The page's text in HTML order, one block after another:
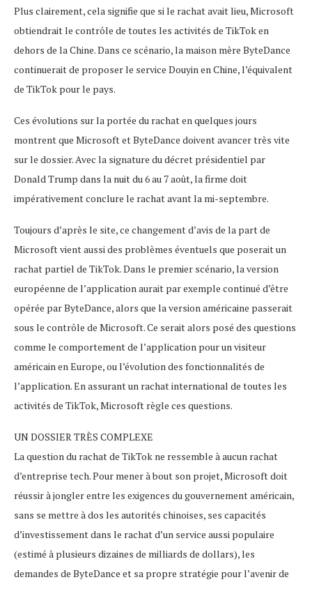
Plus clairement, cela signifie que si le rachat avait lieu, Microsoft
obtiendrait le contrôle de toutes les activités de TikTok en
dehors de la Chine. Dans ce scénario, la maison mère ByteDance
continuerait de proposer le service Douyin en Chine, l’équivalent
de TikTok pour le pays.
Ces évolutions sur la portée du rachat en quelques jours
montrent que Microsoft et ByteDance doivent avancer très vite
sur le dossier. Avec la signature du décret présidentiel par
Donald Trump dans la nuit du 6 au 7 août, la firme doit
impérativement conclure le rachat avant la mi-septembre.
Toujours d’après le site, ce changement d’avis de la part de
Microsoft vient aussi des problèmes éventuels que poserait un
rachat partiel de TikTok. Dans le premier scénario, la version
européenne de l’application aurait par exemple continué d’être
opérée par ByteDance, alors que la version américaine passerait
sous le contrôle de Microsoft. Ce serait alors posé des questions
comme le comportement de l’application pour un visiteur
américain en Europe, ou l’évolution des fonctionnalités de
l’application. En assurant un rachat international de toutes les
activités de TikTok, Microsoft règle ces questions.
UN DOSSIER TRÈS COMPLEXE
La question du rachat de TikTok ne ressemble à aucun rachat
d’entreprise tech. Pour mener à bout son projet, Microsoft doit
réussir à jongler entre les exigences du gouvernement américain,
sans se mettre à dos les autorités chinoises, ses capacités
d’investissement dans le rachat d’un service aussi populaire
(estimé à plusieurs dizaines de milliards de dollars), les
demandes de ByteDance et sa propre stratégie pour l’avenir de